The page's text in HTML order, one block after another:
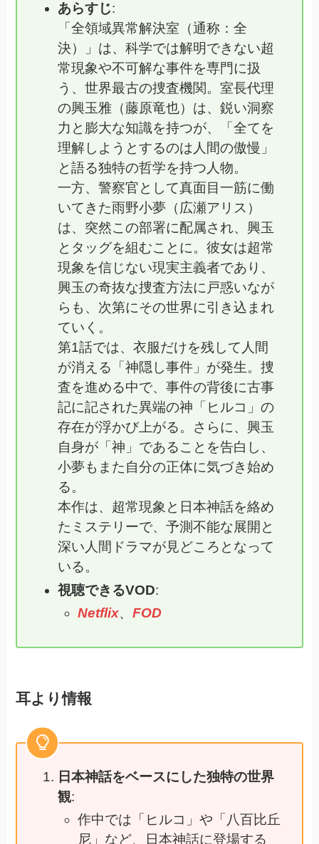
あらすじ:
「全領域異常解決室（通称：全
決）」は、科学では解明できない超
常現象や不可解な事件を専門に扱
う、世界最古の捜査機関。室長代理
の興玉雅（藤原竜也）は、鋭い洞察
力と膨大な知識を持つが、「全てを
理解しようとするのは人間の傲慢」
と語る独特の哲学を持つ人物。
一方、警察官として真面目一筋に働
いてきた雨野小夢（広瀬アリス）
は、突然この部署に配属され、興玉
とタッグを組むことに。彼女は超常
現象を信じない現実主義者であり、
興玉の奇抜な捜査方法に戸惑いなが
らも、次第にその世界に引き込まれ
ていく。
第1話では、衣服だけを残して人間
が消える「神隠し事件」が発生。捜
査を進める中で、事件の背後に古事
記に記された異端の神「ヒルコ」の
存在が浮かび上がる。さらに、興玉
自身が「神」であることを告白し、
小夢もまた自分の正体に気づき始め
る。
本作は、超常現象と日本神話を絡め
たミステリーで、予測不能な展開と
深い人間ドラマが見どころとなって
いる。
視聴できるVOD:
Netflix、FOD
耳より情報
日本神話をベースにした独特の世界
観:
作中では「ヒルコ」や「八百比丘
尼」など、日本神話に登場する